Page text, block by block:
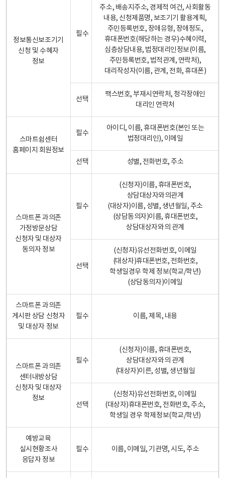
정보통신보조기기
신청 및 수혜자
정보
필수
주소, 배송지주소, 경제적 여건, 사회활동
내용, 신청제품명, 보조기기 활용계획,
주민등록번호, 장애유형, 장애정도,
휴대폰번호(해당하는 경우)수혜이력,
심층상담내용, 법정대리인정보(이름,
주민등록번호, 법적관계, 연락처),
대리작성자(이름, 관계, 전화, 휴대폰)
선택
팩스번호, 부재시연락처, 청각장애인
대리인 연락처
스마트쉼센터
홈페이지 회원정보
필수
아이디, 이름, 휴대폰번호(본인 또는
법정대리인), 이메일
선택 성별, 전화번호, 주소
스마트폰 과의존
가정방문상담
신청자 및 대상자
동의자 정보
필수
(신청자)이름, 휴대폰번호,
상담대상자와의관계
(대상자)이름, 성별, 생년월일, 주소
(상담동의자)이름, 휴대폰번호,
상담대상자와의 관계
선택
(신청자)유선전화번호, 이메일
(대상자)휴대폰번호, 전화번호,
학생일경우 학제 정보(학교/학년)
(상담동의자)이메일
스마트폰 과의존
게시판 상담 신청자
및 대상자 정보
필수 이름, 제목, 내용
스마트폰 과의존
센터내방상담
신청자 및 대상자
정보
필수
(신청자)이름, 휴대폰번호,
상담대상자와의 관계
(대상자)이른, 성별, 생년월일
선택
(신청자)유선전화번호, 이메일
(대상자)휴대폰번호, 전화번호, 주소,
학생일 경우 학제정보(학교/학년)
예방교육
실시현황조사
응답자 정보
필수 이름, 이메일, 기관명, 시도, 주소